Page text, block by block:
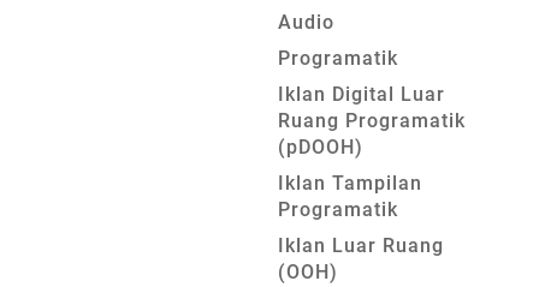
Audio
Programatik
Iklan Digital Luar
Ruang Programatik
(pDOOH)
Iklan Tampilan
Programatik
Iklan Luar Ruang
(OOH)